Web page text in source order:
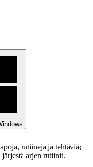
rutiineja ja tehtäviä;
järjestä arjen rutiinit.